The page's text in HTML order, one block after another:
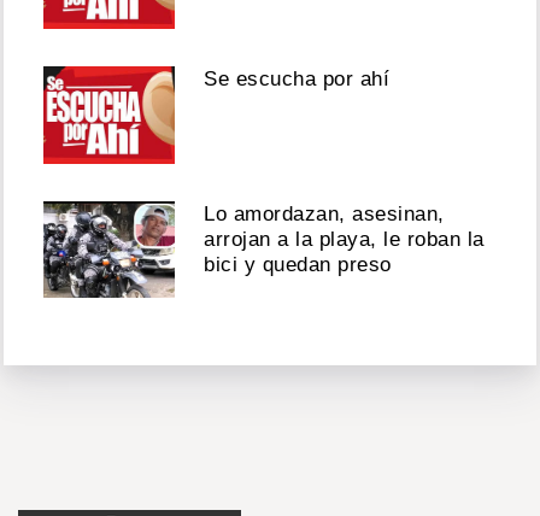
Se escucha por ahí
Lo amordazan, asesinan,
arrojan a la playa, le roban la
bici y quedan preso